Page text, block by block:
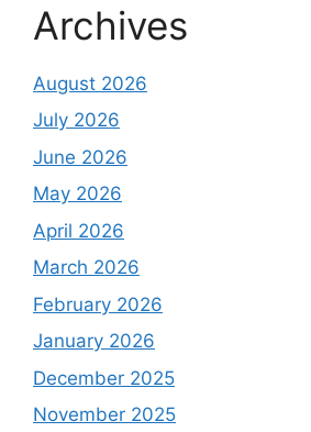
Archives
August 2026
July 2026
June 2026
May 2026
April 2026
March 2026
February 2026
January 2026
December 2025
November 2025